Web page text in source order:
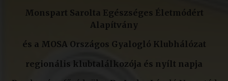
Monspart Sarolta Egészséges Életmódért
Alapítvány
és a MOSA Országos Gyalogló Klubhálózat
regionális klubtalálkozója és nyílt napja